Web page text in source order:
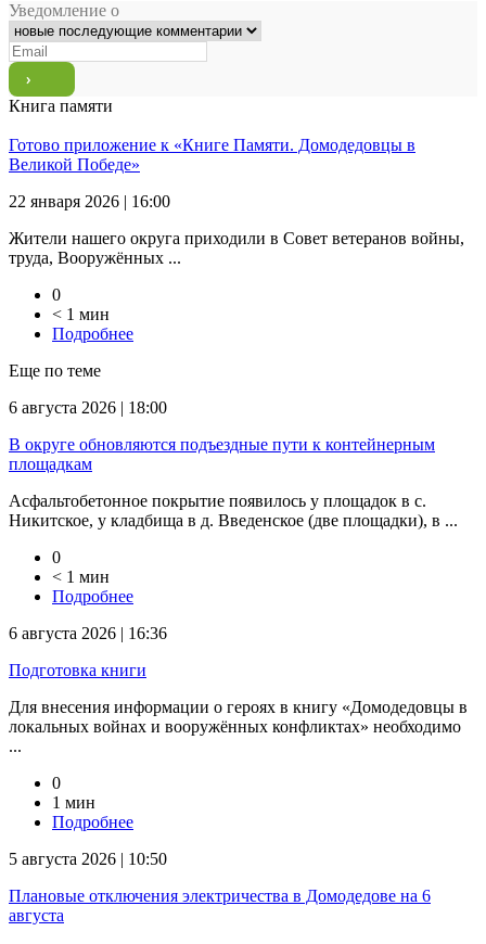
Уведомление о
Книга памяти
Готово приложение к «Книге Памяти. Домодедовцы в
Великой Победе»
22 января 2026 | 16:00
Жители нашего округа приходили в Совет ветеранов войны,
труда, Вооружённых ...
0
< 1 мин
Подробнее
Еще по теме
6 августа 2026 | 18:00
В округе обновляются подъездные пути к контейнерным
площадкам
Асфальтобетонное покрытие появилось у площадок в с.
Никитское, у кладбища в д. Введенское (две площадки), в ...
0
< 1 мин
Подробнее
6 августа 2026 | 16:36
Подготовка книги
Для внесения информации о героях в книгу «Домодедовцы в
локальных войнах и вооружённых конфликтах» необходимо
...
0
1 мин
Подробнее
5 августа 2026 | 10:50
Плановые отключения электричества в Домодедове на 6
августа